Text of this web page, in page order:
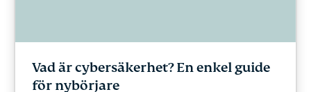
Vad är cybersäkerhet? En enkel guide
för nybörjare